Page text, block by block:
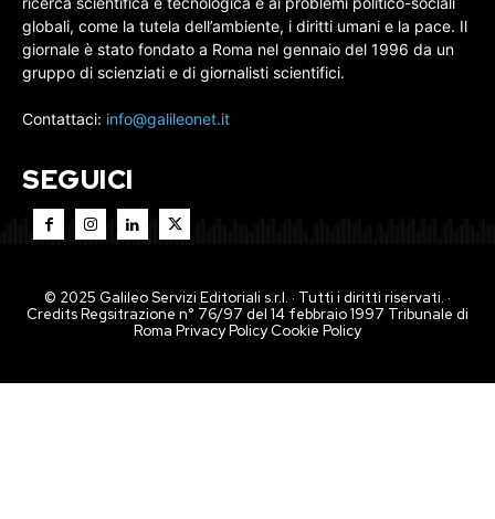
globali, come la tutela dell’ambiente, i diritti umani e la pace. Il
giornale è stato fondato a Roma nel gennaio del 1996 da un
gruppo di scienziati e di giornalisti scientifici.
Contattaci: info@galileonet.it
SEGUICI
© 2025 Galileo Servizi Editoriali s.r.l. · Tutti i diritti riservati. ·
Credits Regsitrazione n° 76/97 del 14 febbraio 1997 Tribunale di
Roma Privacy PolicyCookie Policy